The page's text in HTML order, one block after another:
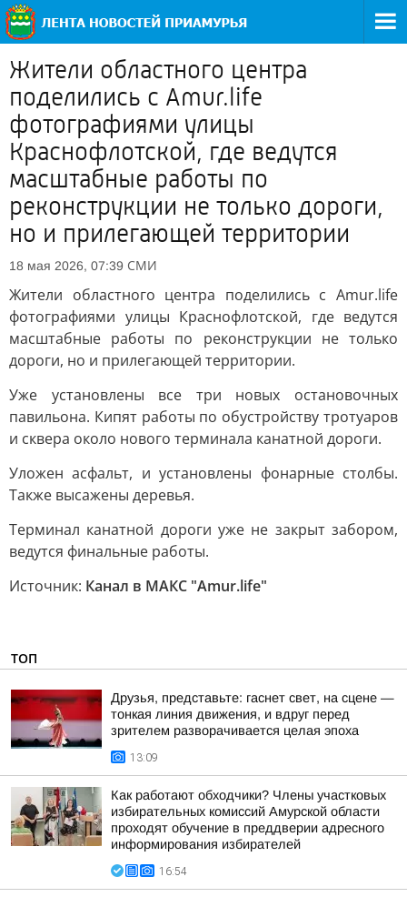
Жители областного центра
поделились с Amur.life
фотографиями улицы
Краснофлотской, где ведутся
масштабные работы по
реконструкции не только дороги,
но и прилегающей территории
18 мая 2026, 07:39 СМИ
Жители областного центра поделились с Amur.life
фотографиями улицы Краснофлотской, где ведутся
масштабные работы по реконструкции не только
дороги, но и прилегающей территории.
Уже установлены все три новых остановочных
павильона. Кипят работы по обустройству тротуаров
и сквера около нового терминала канатной дороги.
Уложен асфальт, и установлены фонарные столбы.
Также высажены деревья.
Терминал канатной дороги уже не закрыт забором,
ведутся финальные работы.
Источник: Канал в МАКС "Аmur.life"
ТОП
Друзья, представьте: гаснет свет, на сцене —
тонкая линия движения, и вдруг перед
зрителем разворачивается целая эпоха
13:09
Как работают обходчики? Члены участковых
избирательных комиссий Амурской области
проходят обучение в преддверии адресного
информирования избирателей
16:54